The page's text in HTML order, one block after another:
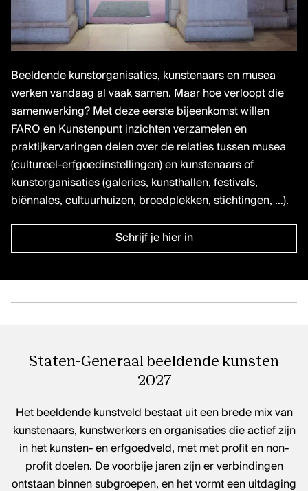
Beeldende kunstorganisaties, kunstenaars en musea
werken vandaag al vaak samen. Maar hoe verloopt die
samenwerking? Met deze eerste bijeenkomst willen
FARO en Kunstenpunt inzichten verzamelen en
praktijkervaringen delen over de relaties tussen musea
(cultureel-erfgoedinstellingen) en kunstenaars of
kunstorganisaties (galeries, kunsthallen, festivals,
biënnales, cultuurhuizen, broedplekken, stichtingen, …).
Schrijf je hier in
Staten-Generaal beeldende kunsten
2027
Het beeldende kunstveld bestaat uit een brede mix van
kunstenaars, kunstwerkers en organisaties die actief zijn
in het kunsten- en erfgoedveld, met met profit en non-
profit doelen. De voorbije jaren zijn er verbindingen
ontstaan binnen subgroepen, en het vormt een uitdaging